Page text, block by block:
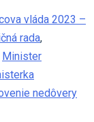
vláda 2023 –
rada,
Minister
nedôvery